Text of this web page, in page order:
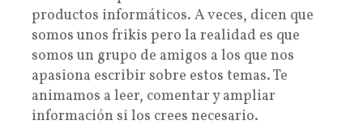
productos informáticos. A veces, dicen que
somos unos frikis pero la realidad es que
somos un grupo de amigos a los que nos
apasiona escribir sobre estos temas. Te
animamos a leer, comentar y ampliar
información si los crees necesario.